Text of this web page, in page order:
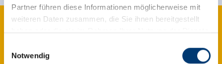
Partner führen diese Informationen möglicherweise mit
weiteren Daten zusammen, die Sie ihnen bereitgestellt
haben oder die sie im Rahmen Ihrer Nutzung der Dienste
Notwendig